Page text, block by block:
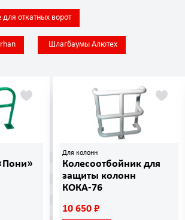
откатных ворот
Шлагбаумы Алютех
Для колонн
Колесоотбойник для
защиты колонн
КОКА-76
10 650 ₽